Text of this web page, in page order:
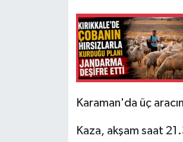
Karaman'da üç
Kaza, akşam saat